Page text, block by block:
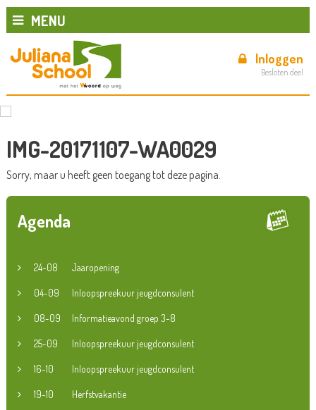
MENU
Inloggen
Besloten deel
IMG-20171107-WA0029
Sorry, maar u heeft geen toegang tot deze pagina.
Agenda
24-08 Jaaropening
04-09 Inloopspreekuur jeugdconsulent
08-09 Informatieavond groep 3-8
25-09 Inloopspreekuur jeugdconsulent
16-10 Inloopspreekuur jeugdconsulent
19-10 Herfstvakantie